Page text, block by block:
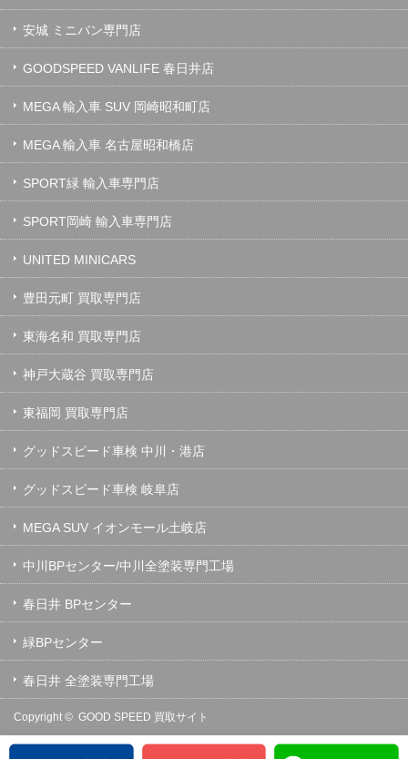
安城 ミニバン専門店
GOODSPEED VANLIFE 春日井店
MEGA 輸入車 SUV 岡崎昭和町店
MEGA 輸入車 名古屋昭和橋店
SPORT緑 輸入車専門店
SPORT岡崎 輸入車専門店
UNITED MINICARS
豊田元町 買取専門店
東海名和 買取専門店
神戸大蔵谷 買取専門店
東福岡 買取専門店
グッドスピード車検 中川・港店
グッドスピード車検 岐阜店
MEGA SUV イオンモール土岐店
中川BPセンター/中川全塗装専門工場
春日井 BPセンター
緑BPセンター
春日井 全塗装専門工場
Copyright © GOOD SPEED 買取サイト